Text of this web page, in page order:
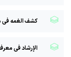
کشف الغمه فی
الإرشاد فی